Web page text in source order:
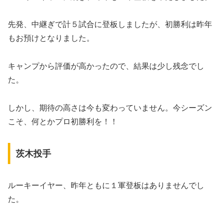
先発、中継ぎで計５試合に登板しましたが、初勝利は昨年
もお預けとなりました。
キャンプから評価が高かったので、結果は少し残念でし
た。
しかし、期待の高さは今も変わっていません。今シーズン
こそ、何とかプロ初勝利を！！
茨木投手
ルーキーイヤー、昨年ともに１軍登板はありませんでし
た。